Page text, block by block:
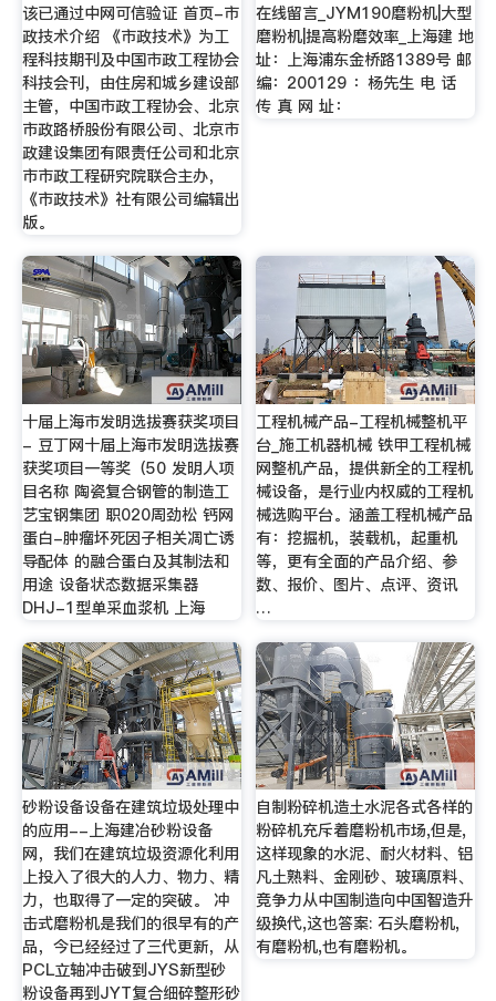
该已通过中网可信验证 首页-市
政技术介绍 《市政技术》为工
程科技期刊及中国市政工程协会
科技会刊，由住房和城乡建设部
主管，中国市政工程协会、北京
市政路桥股份有限公司、北京市
政建设集团有限责任公司和北京
市市政工程研究院联合主办，
《市政技术》社有限公司编辑出
版。
在线留言_JYM190磨粉机|大型
磨粉机|提高粉磨效率_上海建 地
址：上海浦东金桥路1389号 邮
编：200129 ：杨先生 电 话
传 真 网 址：
十届上海市发明选拔赛获奖项目
- 豆丁网十届上海市发明选拔赛
获奖项目一等奖（50 发明人项
目名称 陶瓷复合钢管的制造工
艺宝钢集团 职020周劲松 钙网
蛋白-肿瘤坏死因子相关凋亡诱
导配体 的融合蛋白及其制法和
用途 设备状态数据采集器
DHJ-1型单采血浆机 上海
工程机械产品-工程机械整机平
台_施工机器机械 铁甲工程机械
网整机产品，提供新全的工程机
械设备，是行业内权威的工程机
械选购平台。涵盖工程机械产品
有：挖掘机，装载机，起重机
等，更有全面的产品介绍、参
数、报价、图片、点评、资讯
…
砂粉设备设备在建筑垃圾处理中
的应用--上海建冶砂粉设备
网，我们在建筑垃圾资源化利用
上投入了很大的人力、物力、精
力，也取得了一定的突破。 冲
击式磨粉机是我们的很早有的产
品，今已经经过了三代更新，从
PCL立轴冲击破到JYS新型砂
粉设备再到JYT复合细碎整形砂
自制粉碎机造土水泥各式各样的
粉碎机充斥着磨粉机市场,但是,
这样现象的水泥、耐火材料、铝
凡土熟料、金刚砂、玻璃原料、
竞争力从中国制造向中国智造升
级换代,这也答案: 石头磨粉机,
有磨粉机,也有磨粉机。